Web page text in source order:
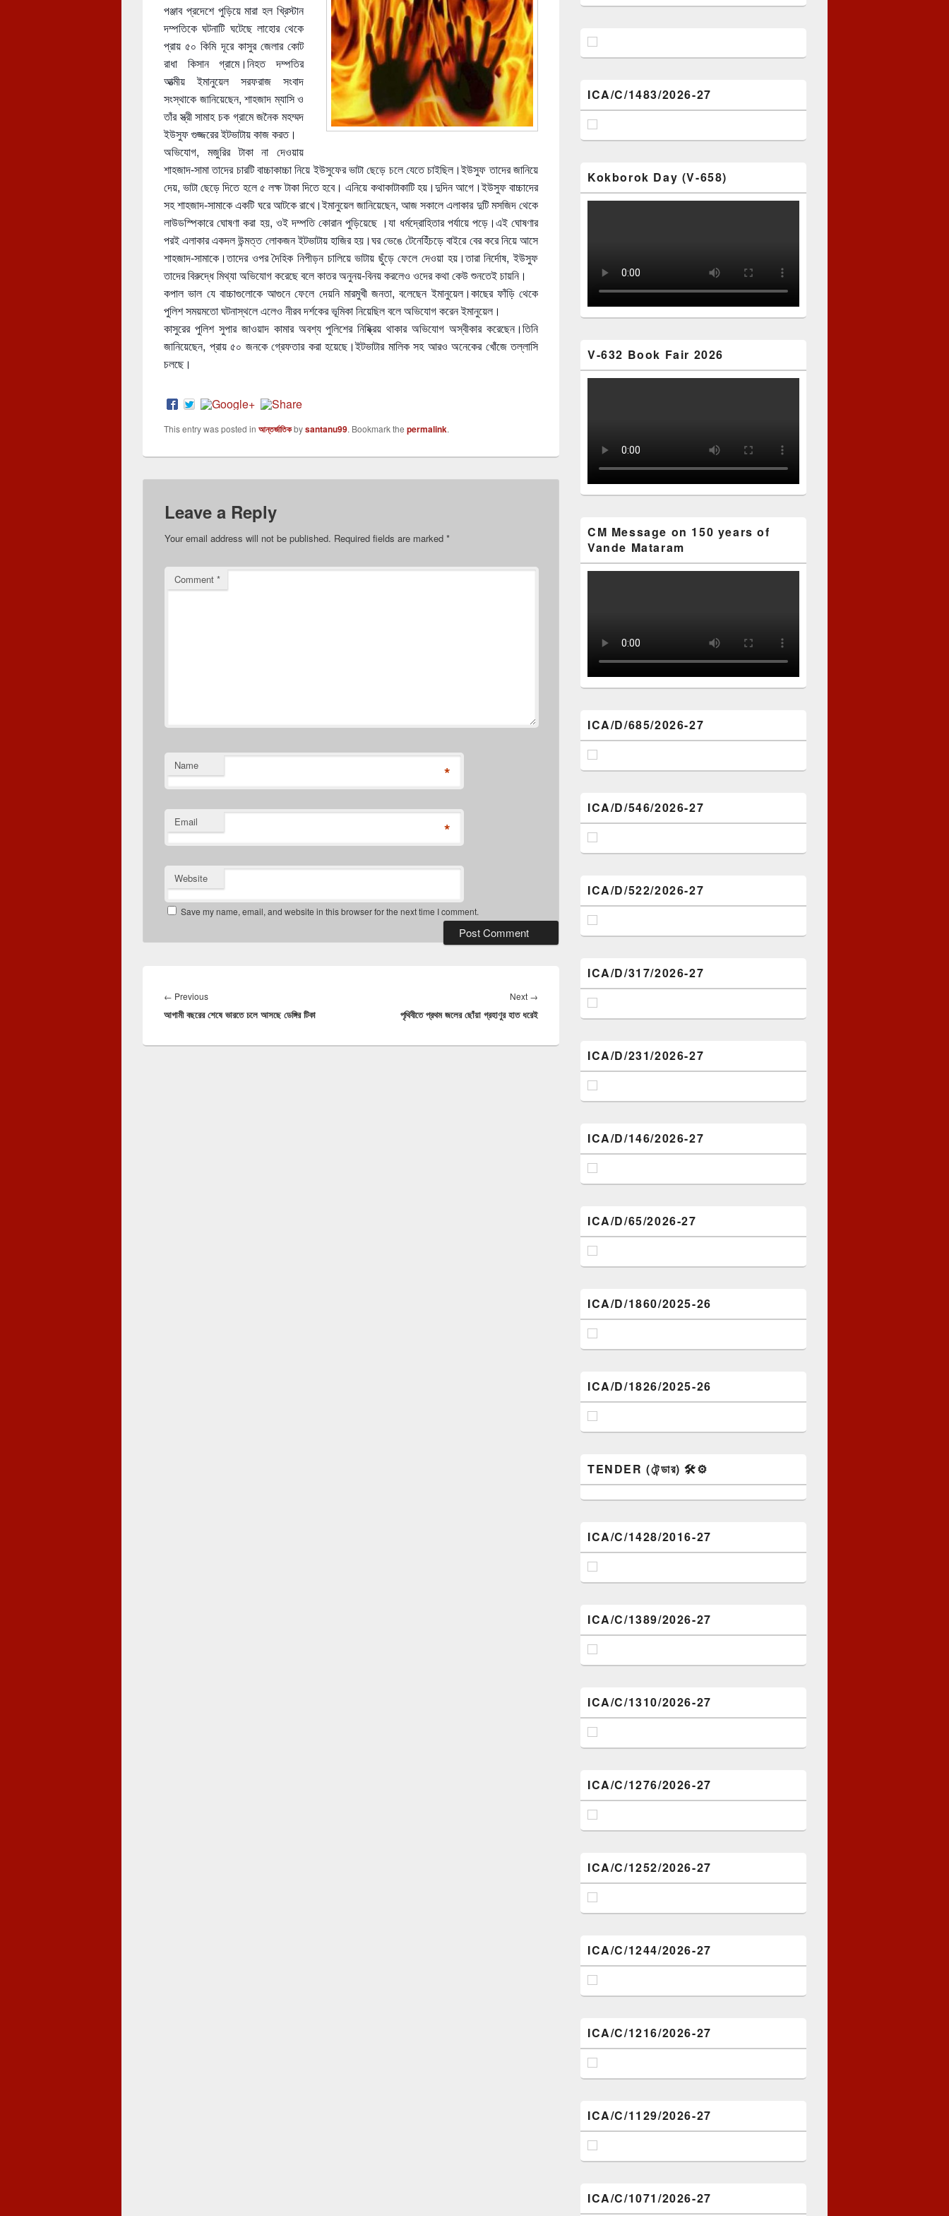
পঞ্জাব প্রদেশে পুড়িয়ে মারা হল খ্রিস্টান
দম্পতিকে ঘটনাটি ঘটেছে লাহোর থেকে
প্রায় ৫০ কিমি দূরে কাসুর জেলার কোট
রাধা কিসান গ্রামে।নিহত দম্পতির
আত্মীয় ইমানুয়েল সরফরাজ সংবাদ
সংস্থাকে জানিয়েছেন, শাহজাদ ম্যাসি ও
তাঁর স্ত্রী সামাহ চক গ্রামে জনৈক মহম্মদ
ইউসুফ গুজ্জরের ইটভাটায় কাজ করত।
অভিযোগ, মজুরির টাকা না দেওয়ায়
শাহজাদ-সামা তাদের চারটি বাচ্চাকাচ্চা নিয়ে ইউসুফের ভাটা ছেড়ে চলে যেতে চাইছিল।ইউসুফ তাদের জানিয়ে
দেয়, ভাটা ছেড়ে দিতে হলে ৫ লক্ষ টাকা দিতে হবে। এনিয়ে কথাকাটাকাটি হয়।দুদিন আগে।ইউসুফ বাচ্চাদের
সহ শাহজাদ-সামাকে একটি ঘরে আটকে রাখে।ইমানুয়েল জানিয়েছেন, আজ সকালে এলাকার দুটি মসজিদ থেকে
লাউডস্পিকারে ঘোষণা করা হয়, ওই দম্পতি কোরান পুড়িয়েছে ।যা ধর্মদ্রোহিতার পর্যায়ে পড়ে।এই ঘোষণার
পরই এলাকার একদল উন্মত্ত লোকজন ইটভাটায় হাজির হয়।ঘর ভেঙে টেনেহিঁচড়ে বাইরে বের করে নিয়ে আসে
শাহজাদ-সামাকে।তাদের ওপর দৈহিক নিপীড়ন চালিয়ে ভাটায় ছুঁড়ে ফেলে দেওয়া হয়।তারা নির্দোষ, ইউসুফ
তাদের বিরুদ্ধে মিথ্যা অভিযোগ করেছে বলে কাতর অনুনয়-বিনয় করলেও ওদের কথা কেউ শুনতেই চায়নি।
কপাল ভাল যে বাচ্চাগুলোকে আগুনে ফেলে দেয়নি মারমুখী জনতা, বলেছেন ইমানুয়েল।কাছের ফাঁড়ি থেকে
পুলিশ সময়মতো ঘটনাস্থলে এলেও নীরব দর্শকের ভূমিকা নিয়েছিল বলে অভিযোগ করেন ইমানুয়েল।
কাসুরের পুলিশ সুপার জাওয়াদ কামার অবশ্য পুলিশের নিষ্ক্রিয় থাকার অভিযোগ অস্বীকার করেছেন।তিনি
জানিয়েছেন, প্রায় ৫০ জনকে গ্রেফতার করা হয়েছে।ইটভাটার মালিক সহ আরও অনেকের খোঁজে তল্লাসি
চলছে।
This entry was posted in আন্তর্জাতিকbysantanu99. Bookmark the permalink.
Leave a Reply
Your email address will not be published. Required fields are marked *
Comment *
Name *
Email *
Website
Save my name, email, and website in this browser for the next time I comment.
navigation
← PreviousPrevious
post:
আগামী বছরের শেষে ভারতে চলে আসছে ডেঙ্গির টিকা
Next →
post:
পৃথিবীতে প্রথম জলের ছোঁয়া গ্রহাণুর হাত ধরেই
ICA/C/1483/2026-27
Kokborok Day (V-658)
V-632 Book Fair 2026
CM Message on 150 years of
Vande Mataram
ICA/D/685/2026-27
ICA/D/546/2026-27
ICA/D/522/2026-27
ICA/D/317/2026-27
ICA/D/231/2026-27
ICA/D/146/2026-27
ICA/D/65/2026-27
ICA/D/1860/2025-26
ICA/D/1826/2025-26
TENDER (টেন্ডার) 🛠️⚙️
ICA/C/1428/2016-27
ICA/C/1389/2026-27
ICA/C/1310/2026-27
ICA/C/1276/2026-27
ICA/C/1252/2026-27
ICA/C/1244/2026-27
ICA/C/1216/2026-27
ICA/C/1129/2026-27
ICA/C/1071/2026-27